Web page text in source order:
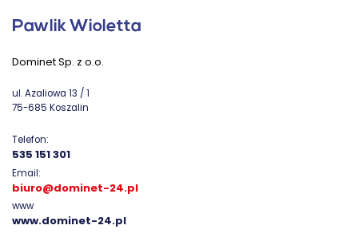
Pawlik Wioletta
Dominet Sp. z o.o.
ul. Azaliowa 13 / 1
75-685 Koszalin
Telefon:
535 151 301
Email:
biuro@dominet-24.pl
www
www.dominet-24.pl